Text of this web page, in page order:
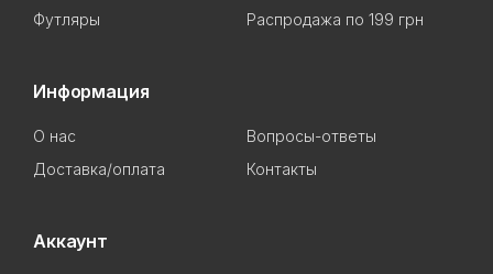
Футляры
Распродажа по 199 грн
Информация
О нас
Вопросы-ответы
Доставка/оплата
Контакты
Аккаунт